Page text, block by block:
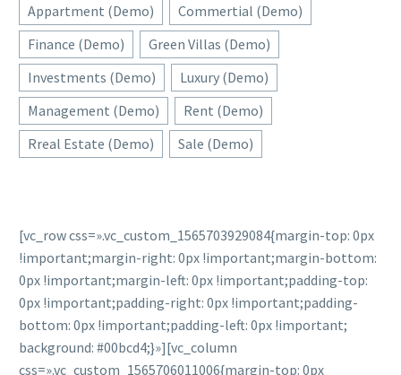
Appartment (Demo)
Commertial (Demo)
Finance (Demo)
Green Villas (Demo)
Investments (Demo)
Luxury (Demo)
Management (Demo)
Rent (Demo)
Rreal Estate (Demo)
Sale (Demo)
[vc_row css=».vc_custom_1565703929084{margin-top: 0px
!important;margin-right: 0px !important;margin-bottom:
0px !important;margin-left: 0px !important;padding-top:
0px !important;padding-right: 0px !important;padding-
bottom: 0px !important;padding-left: 0px !important;
background: #00bcd4;}»][vc_column
css=».vc_custom_1565706011006{margin-top: 0px